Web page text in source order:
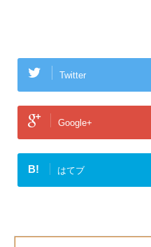
Twitter
Google+
B! はてブ